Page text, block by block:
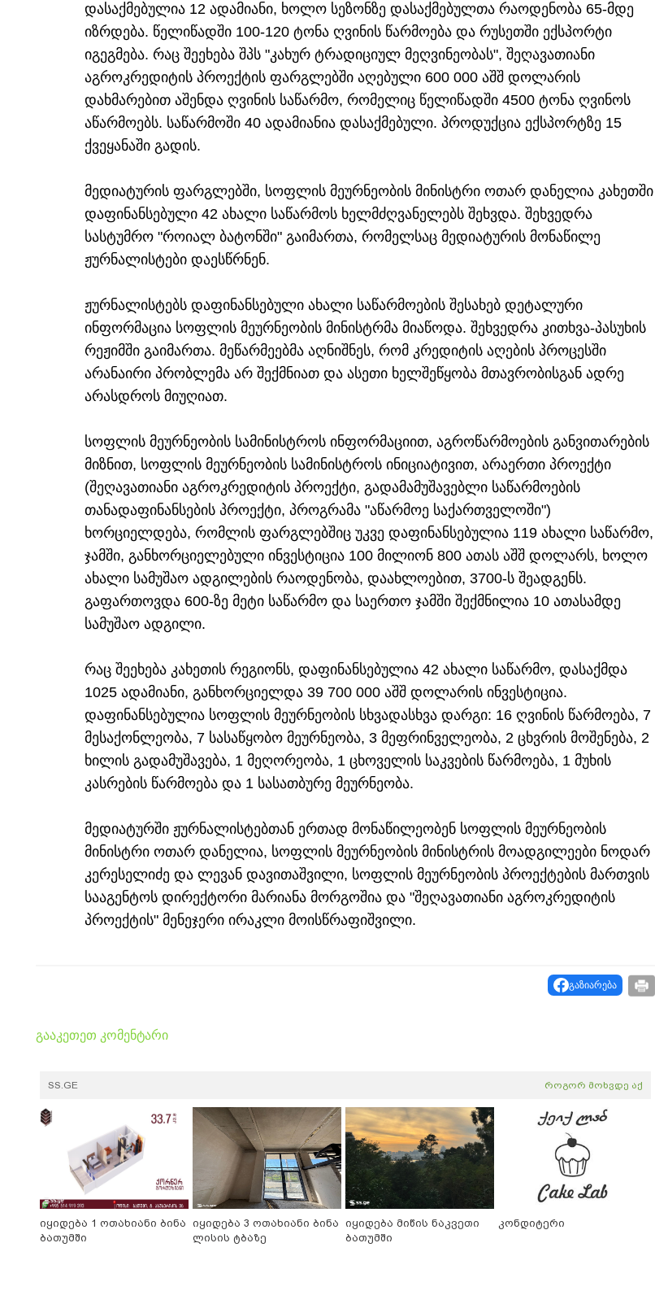
დასაქმებულია 12 ადამიანი, ხოლო სეზონზე დასაქმებულთა რაოდენობა 65-მდე
იზრდება. წელიწადში 100-120 ტონა ღვინის წარმოება და რუსეთში ექსპორტი
იგეგმება. რაც შეეხება შპს "კახურ ტრადიციულ მეღვინეობას", შეღავათიანი
აგროკრედიტის პროექტის ფარგლებში აღებული 600 000 აშშ დოლარის
დახმარებით აშენდა ღვინის საწარმო, რომელიც წელიწადში 4500 ტონა ღვინოს
აწარმოებს. საწარმოში 40 ადამიანია დასაქმებული. პროდუქცია ექსპორტზე 15
ქვეყანაში გადის.
მედიატურის ფარგლებში, სოფლის მეურნეობის მინისტრი ოთარ დანელია კახეთში
დაფინანსებული 42 ახალი საწარმოს ხელმძღვანელებს შეხვდა. შეხვედრა
სასტუმრო "როიალ ბატონში" გაიმართა, რომელსაც მედიატურის მონაწილე
ჟურნალისტები დაესწრნენ.
ჟურნალისტებს დაფინანსებული ახალი საწარმოების შესახებ დეტალური
ინფორმაცია სოფლის მეურნეობის მინისტრმა მიაწოდა. შეხვედრა კითხვა-პასუხის
რეჟიმში გაიმართა. მეწარმეებმა აღნიშნეს, რომ კრედიტის აღების პროცესში
არანაირი პრობლემა არ შექმნიათ და ასეთი ხელშეწყობა მთავრობისგან ადრე
არასდროს მიუღიათ.
სოფლის მეურნეობის სამინისტროს ინფორმაციით, აგროწარმოების განვითარების
მიზნით, სოფლის მეურნეობის სამინისტროს ინიციატივით, არაერთი პროექტი
(შეღავათიანი აგროკრედიტის პროექტი, გადამამუშავებლი საწარმოების
თანადაფინანსების პროექტი, პროგრამა "აწარმოე საქართველოში")
ხორციელდება, რომლის ფარგლებშიც უკვე დაფინანსებულია 119 ახალი საწარმო,
ჯამში, განხორციელებული ინვესტიცია 100 მილიონ 800 ათას აშშ დოლარს, ხოლო
ახალი სამუშაო ადგილების რაოდენობა, დაახლოებით, 3700-ს შეადგენს.
გაფართოვდა 600-ზე მეტი საწარმო და საერთო ჯამში შექმნილია 10 ათასამდე
სამუშაო ადგილი.
რაც შეეხება კახეთის რეგიონს, დაფინანსებულია 42 ახალი საწარმო, დასაქმდა
1025 ადამიანი, განხორციელდა 39 700 000 აშშ დოლარის ინვესტიცია.
დაფინანსებულია სოფლის მეურნეობის სხვადასხვა დარგი: 16 ღვინის წარმოება, 7
მესაქონლეობა, 7 სასაწყობო მეურნეობა, 3 მეფრინველეობა, 2 ცხვრის მოშენება, 2
ხილის გადამუშავება, 1 მეღორეობა, 1 ცხოველის საკვების წარმოება, 1 მუხის
კასრების წარმოება და 1 სასათბურე მეურნეობა.
მედიატურში ჟურნალისტებთან ერთად მონაწილეობენ სოფლის მეურნეობის
მინისტრი ოთარ დანელია, სოფლის მეურნეობის მინისტრის მოადგილეები ნოდარ
კერესელიძე და ლევან დავითაშვილი, სოფლის მეურნეობის პროექტების მართვის
სააგენტოს დირექტორი მარიანა მორგოშია და "შეღავათიანი აგროკრედიტის
პროექტის" მენეჯერი ირაკლი მოისწრაფიშვილი.
გაზიარება
გააკეთეთ კომენტარი
SS.GE როგორ მოხვდე აქ
იყიდება 1 ოთახიანი ბინა
ბათუმში
იყიდება 3 ოთახიანი ბინა
ლისის ტბაზე
იყიდება მიწის ნაკვეთი
ბათუმში
კონდიტერი